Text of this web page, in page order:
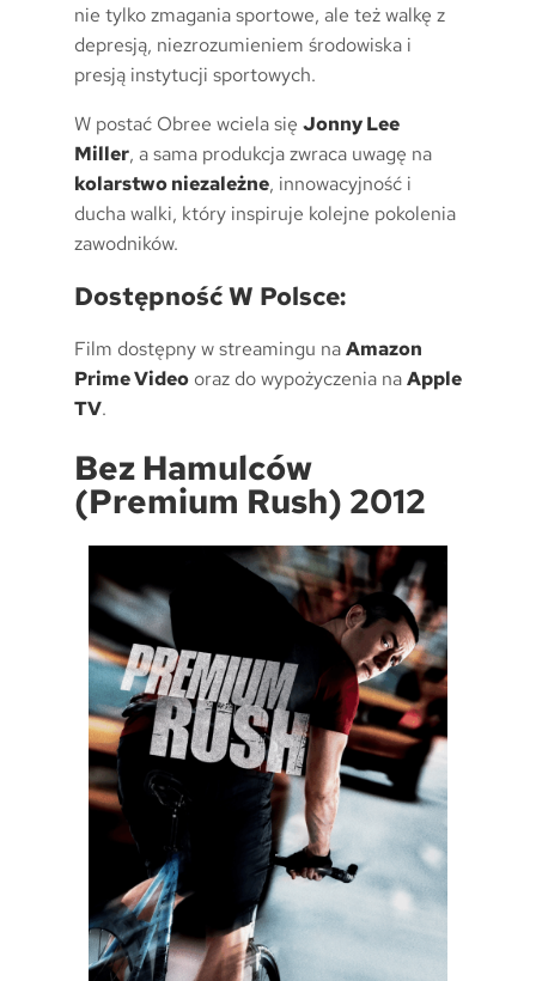
nie tylko zmagania sportowe, ale też walkę z
depresją, niezrozumieniem środowiska i
presją instytucji sportowych.
W postać Obree wciela się Jonny Lee
Miller, a sama produkcja zwraca uwagę na
kolarstwo niezależne, innowacyjność i
ducha walki, który inspiruje kolejne pokolenia
zawodników.
Dostępność W Polsce:
Film dostępny w streamingu naAmazon
Prime Video oraz do wypożyczenia naApple
TV.
Bez Hamulców
(Premium Rush) 2012